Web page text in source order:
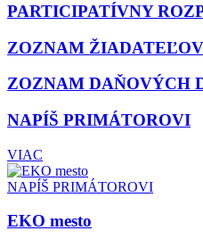
PARTICIPATÍVNY
ZOZNAM
ZOZNAM DAŇOVÝCH
NAPÍŠ PRIMÁTOROVI
VIAC
NAPÍŠ PRIMÁTOROVI
EKO mesto